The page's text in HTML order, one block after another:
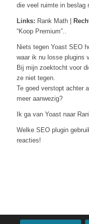
die veel ruimte in beslag
Links: Rank Math |
“Koop Premium”..
Niets tegen Yoast SEO
waar ik nu losse plugins
Bij mijn zoektocht voor
ze niet tegen.
Te goed verstopt achter
meer aanwezig?
Ik ga van Yoast naar
Welke SEO plugin
reacties!